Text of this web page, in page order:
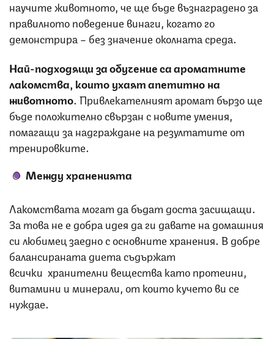
научите животното, че ще бъде възнаградено за
правилното поведение винаги, когато го
демонстрира – без значение околната среда.
Най-подходящи за обучение са ароматните
лакомства, които ухаят апетитно на
животното. Привлекателният аромат бързо ще
бъде положително свързан с новите умения,
помагащи за надграждане на резултатите от
тренировките.
Между храненията
Лакомствата могат да бъдат доста засищащи.
За това не е добра идея да ги давате на домашния
си любимец заедно с основните хранения. В добре
балансираната диета съдържат
всички хранителни вещества като протеини,
витамини и минерали, от които кучето ви се
нуждае.